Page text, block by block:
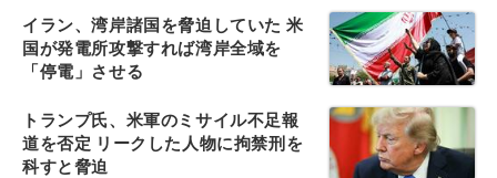
イラン、湾岸諸国を脅迫していた 米
国が発電所攻撃すれば湾岸全域を
「停電」させる
トランプ氏、米軍のミサイル不足報
道を否定 リークした人物に拘禁刑を
科すと脅迫